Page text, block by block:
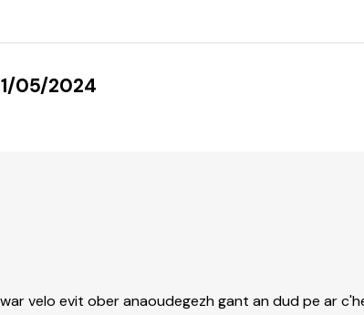
05/2024
velo evit ober anaoudegezh gant an dud pe ar